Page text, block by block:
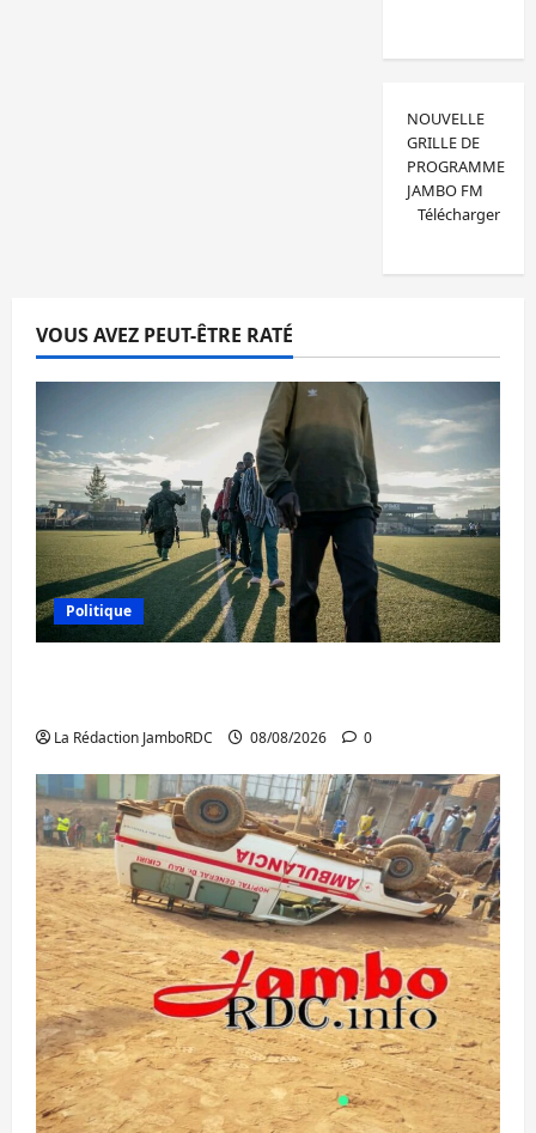
NOUVELLE
GRILLE DE
PROGRAMME
JAMBO FM
Télécharger
VOUS AVEZ PEUT-ÊTRE RATÉ
Politique
La Rédaction JamboRDC 08/08/2026 0